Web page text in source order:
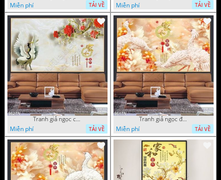
Miễn phí
TẢI VỀ
Miễn phí
TẢI VỀ
Tranh giả ngọc chim hạc và hoa
Miễn phí
TẢI VỀ
Tranh giả ngọc đội hạc và hoa cúc
Miễn phí
TẢI VỀ